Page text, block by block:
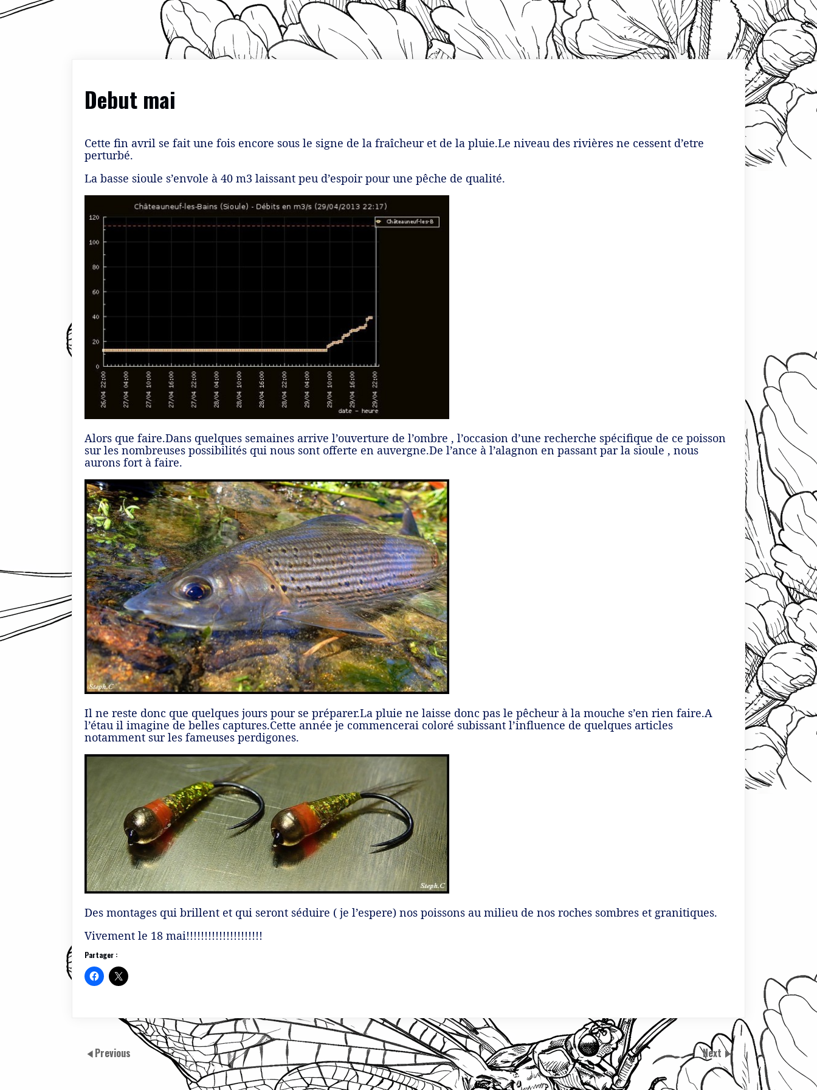
Debut mai
Cette fin avril se fait une fois encore sous le signe de la fraîcheur et de la pluie.Le niveau des rivières ne cessent d’etre
perturbé.
La basse sioule s’envole à 40 m3 laissant peu d’espoir pour une pêche de qualité.
Alors que faire.Dans quelques semaines arrive l’ouverture de l’ombre , l’occasion d’une recherche spécifique de ce poisson
sur les nombreuses possibilités qui nous sont offerte en auvergne.De l’ance à l’alagnon en passant par la sioule , nous
aurons fort à faire.
Il ne reste donc que quelques jours pour se préparer.La pluie ne laisse donc pas le pêcheur à la mouche s’en rien faire.A
l’étau il imagine de belles captures.Cette année je commencerai coloré subissant l’influence de quelques articles
notamment sur les fameuses perdigones.
Des montages qui brillent et qui seront séduire ( je l’espere) nos poissons au milieu de nos roches sombres et granitiques.
Vivement le 18 mai!!!!!!!!!!!!!!!!!!!!!
Partager :
Previous Next